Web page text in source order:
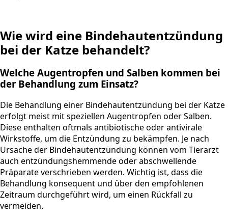
Wie wird eine Bindehautentzündung
bei der Katze behandelt?
Welche Augentropfen und Salben kommen bei
der Behandlung zum Einsatz?
Die Behandlung einer Bindehautentzündung bei der Katze
erfolgt meist mit speziellen Augentropfen oder Salben.
Diese enthalten oftmals antibiotische oder antivirale
Wirkstoffe, um die Entzündung zu bekämpfen. Je nach
Ursache der Bindehautentzündung können vom Tierarzt
auch entzündungshemmende oder abschwellende
Präparate verschrieben werden. Wichtig ist, dass die
Behandlung konsequent und über den empfohlenen
Zeitraum durchgeführt wird, um einen Rückfall zu
vermeiden.